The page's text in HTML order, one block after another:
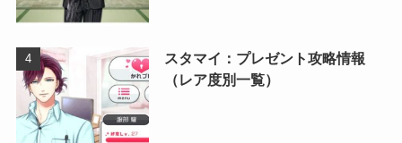
スタマイ：プレゼント攻略情報
（レア度別一覧）